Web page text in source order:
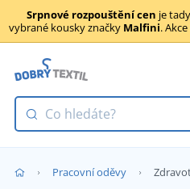
Srpnové rozpouštění cen je
vybrané kousky značky Malfini.
Pracovní oděvy